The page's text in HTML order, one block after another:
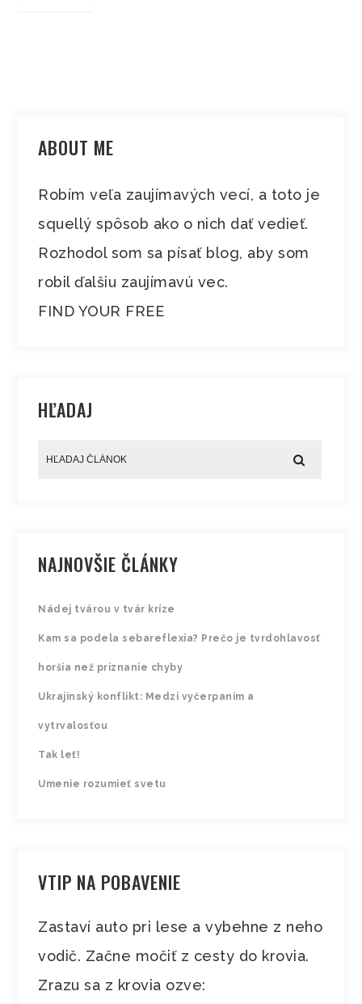
ABOUT ME
Robím veľa zaujímavých vecí, a toto je
squellý spôsob ako o nich dať vedieť.
Rozhodol som sa písať blog, aby som
robil ďalšiu zaujímavú vec.
FIND YOUR FREE
HĽADAJ
NAJNOVŠIE ČLÁNKY
Nádej tvárou v tvár kríze
Kam sa podela sebareflexia? Prečo je tvrdohlavosť
horšia než priznanie chyby
Ukrajinský konflikt: Medzi vyčerpaním a
vytrvalosťou
Tak leť!
Umenie rozumieť svetu
VTIP NA POBAVENIE
Zastaví auto pri lese a vybehne z neho
vodič. Začne močiť z cesty do krovia.
Zrazu sa z krovia ozve: